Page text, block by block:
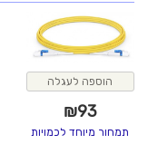
הוספה לעגלה
₪93
תמחור מיוחד לכמויות